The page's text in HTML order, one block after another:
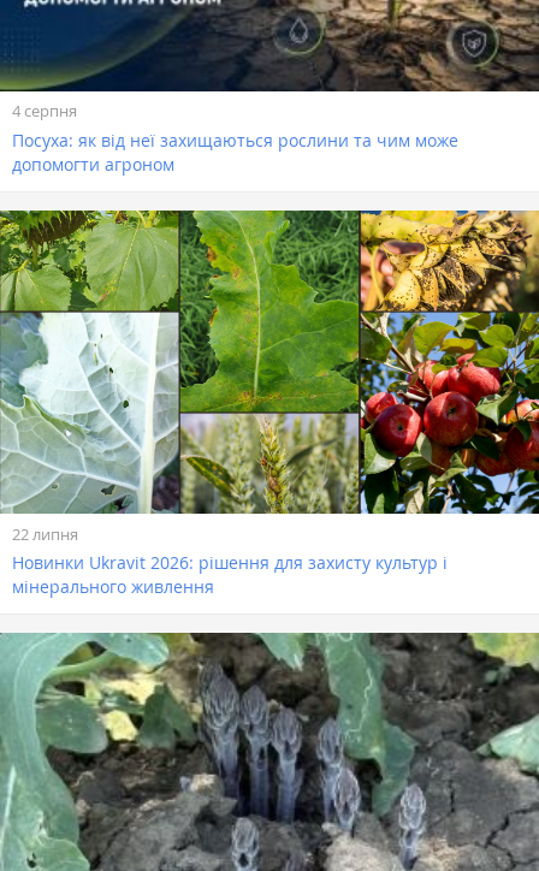
4 серпня
Посуха: як від неї захищаються рослини та чим може
допомогти агроном
22 липня
Новинки Ukravit 2026: рішення для захисту культур і
мінерального живлення